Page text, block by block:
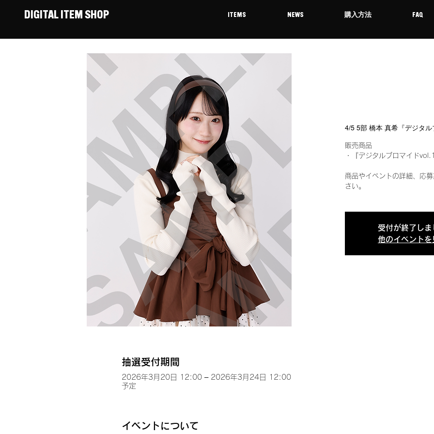
DIGITAL ITEM SHOP ITEMS NEWS 購入方法 FAQ
4/5 5部 橋本 真希『デジタ
販売商品
・『デジタルブロマイド
商品やイベントの詳細、応
さい。
受付が終了しま
他のイベントを
抽選受付期間
2026年3月20日 12:00 – 2026年3月24日 12:00
予定
イベントについて